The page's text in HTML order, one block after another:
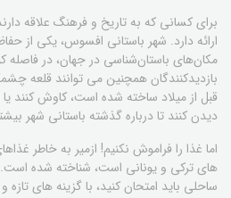
برای کسانی که به تاریخ و فرهنگ علاقه
ارائه دارد. شهر باستانی افسوس، یکی از
مکان‌های باستان‌شناسی در جهان، در فاصله
بازدیدکنندگان همچنین می توانند قلعه
قبل از میلاد ساخته شده است، کاوش کنند یا
دیدن کنند تا درباره گذشته باستانی شهر
اما غذا را فراموش نکنیم! ازمیر به خاطر
های ترکی و یونانی است، شناخته شده است.
ساحلی باید امتحان کنید، با گزینه های